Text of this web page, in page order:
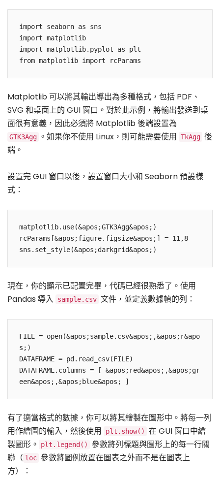
import seaborn as sns
import matplotlib
import matplotlib.pyplot as plt
from matplotlib import rcParams
Matplotlib 可以將其輸出導出為多種格式，包括 PDF、
SVG 和桌面上的 GUI 窗口。對於此示例，將輸出發送到桌
面很有意義，因此必須將 Matplotlib 後端設置為
GTK3Agg 。如果你不使用 Linux，則可能需要使用 TkAgg 後
端。
設置完 GUI 窗口以後，設置窗口大小和 Seaborn 預設樣
式：
matplotlib.use(&apos;GTK3Agg&apos;)
rcParams[&apos;figure.figsize&apos;] = 11,8
sns.set_style(&apos;darkgrid&apos;)
現在，你的顯示已配置完畢，代碼已經很熟悉了。使用
Pandas 導入 sample.csv 文件，並定義數據幀的列：
FILE = open(&apos;sample.csv&apos;,&apos;r&apo
s;)
DATAFRAME = pd.read_csv(FILE)
DATAFRAME.columns = [ &apos;red&apos;,&apos;gr
een&apos;,&apos;blue&apos; ]
有了適當格式的數據，你可以將其繪製在圖形中。將每一列
用作繪圖的輸入，然後使用
plt.show()
在 GUI 窗口中繪
製圖形。
plt.legend()
參數將列標題與圖形上的每一行關
聯（ loc 參數將圖例放置在圖表之外而不是在圖表上
方）：